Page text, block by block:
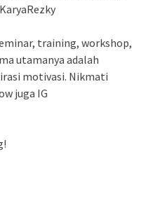
training, workshop,
utamanya adalah
motivasi. Nikmati
juga IG